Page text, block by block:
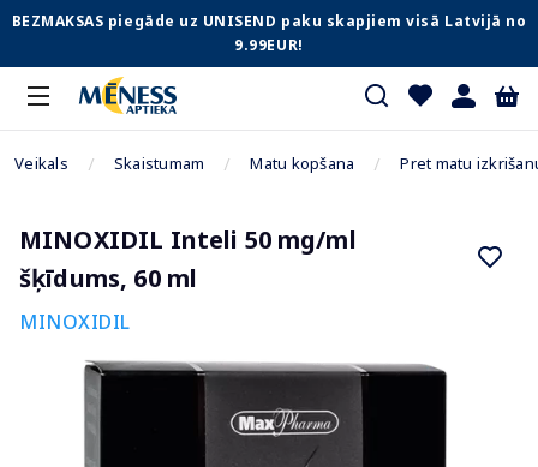
BEZMAKSAS piegāde uz UNISEND paku skapjiem visā Latvijā no
9.99EUR!
Veikals Skaistumam Matu kopšana Pret matu
MINOXIDIL Inteli 50 mg/ml
šķīdums, 60 ml
MINOXIDIL